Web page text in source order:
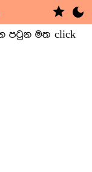
star dark_mode
පටුන මත click